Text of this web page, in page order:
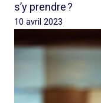
s’y prendre ?
10 avril 2023